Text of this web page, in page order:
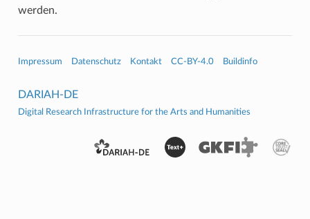
werden.
Impressum Datenschutz Kontakt CC-BY-4.0 Buildinfo
DARIAH-DE
Digital Research Infrastructure for the Arts and Humanities